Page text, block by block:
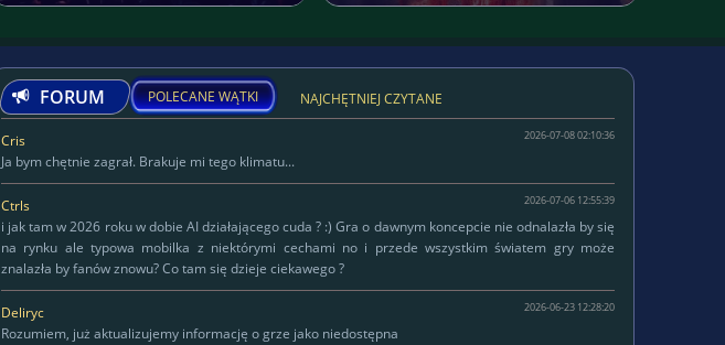
FORUM POLECANE WĄTKI NAJCHĘTNIEJ CZYTANE
Cris 2026-07-08 02:10:36
Ja bym chętnie zagrał. Brakuje mi tego klimatu...
Ctrls 2026-07-06 12:55:39
i jak tam w 2026 roku w dobie AI działającego cuda ? :) Gra o dawnym koncepcie nie odnalazła by się
na rynku ale typowa mobilka z niektórymi cechami no i przede wszystkim światem gry może
znalazła by fanów znowu? Co tam się dzieje ciekawego ?
Deliryc
Deliryc
2026-06-23 12:28:20
Rozumiem, już aktualizujemy informację o grze jako niedostępna